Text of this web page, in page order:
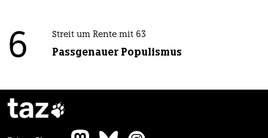
6 Streit um Rente mit 63
Passgenauer Populismus
taz